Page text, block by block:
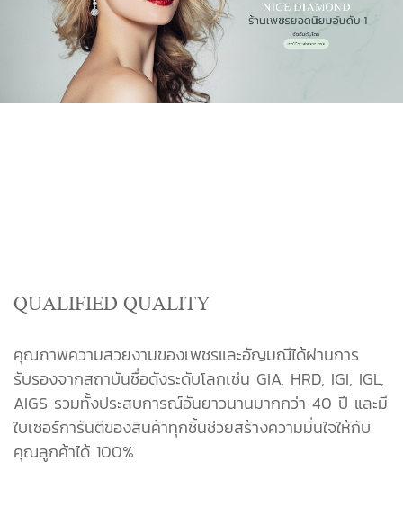
QUALIFIED QUALITY
คุณภาพความสวยงามของเพชรและอัญมณีได้ผ่านการ
รับรองจากสถาบันชื่อดังระดับโลกเช่น GIA, HRD, IGI, IGL,
AIGS รวมทั้งประสบการณ์อันยาวนานมากกว่า 40 ปี และมี
ใบเซอร์การันตีของสินค้าทุกชิ้นช่วยสร้างความมั่นใจให้กับ
คุณลูกค้าได้ 100%